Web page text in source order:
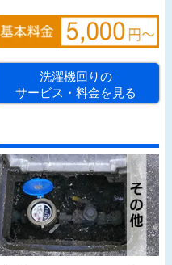
洗濯機回りの
サービス・料金を見る